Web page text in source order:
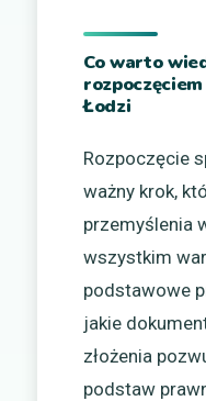
Co warto
Łodzi
Rozpoczęcie
ważny krok,
przemyślenia
wszystkim
podstawowe
jakie
złożenia
podstaw